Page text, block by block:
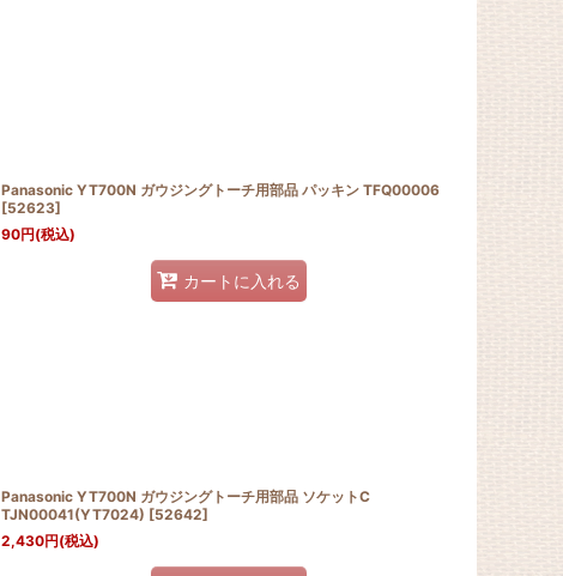
Panasonic YT700N ガウジングトーチ用部品 パッキン TFQ00006
[52623]
90円(税込)
カートに入れる
Panasonic YT700N ガウジングトーチ用部品 ソケットC
TJN00041(YT7024) [52642]
2,430円(税込)